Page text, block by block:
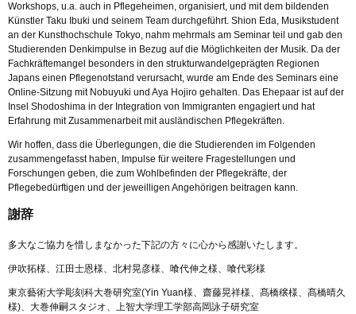
Workshops, u.a. auch in Pflegeheimen, organisiert, und mit dem bildenden
Künstler Taku Ibuki und seinem Team durchgeführt. Shion Eda, Musikstudent
an der Kunsthochschule Tokyo, nahm mehrmals am Seminar teil und gab den
Studierenden Denkimpulse in Bezug auf die Möglichkeiten der Musik. Da der
Fachkräftemangel besonders in den strukturwandelgeprägten Regionen
Japans einen Pflegenotstand verursacht, wurde am Ende des Seminars eine
Online-Sitzung mit Nobuyuki und Aya Hojiro gehalten. Das Ehepaar ist auf der
Insel Shodoshima in der Integration von Immigranten engagiert und hat
Erfahrung mit Zusammenarbeit mit ausländischen Pflegekräften.
Wir hoffen, dass die Überlegungen, die die Studierenden im Folgenden
zusammengefasst haben, Impulse für weitere Fragestellungen und
Forschungen geben, die zum Wohlbefinden der Pflegekräfte, der
Pflegebedürftigen und der jeweilligen Angehörigen beitragen kann.
謝辞
多大なご協力を惜しまなかった下記の方々に心から感謝いたします。
伊吹拓様、江田士恩様、北村晃彦様、喰代伸之様、喰代彩様
東京藝術大学彫刻科大巻研究室(Yin Yuan様、齋藤晃祥様、髙橋穣様、髙橋晴久
様)、大巻伸嗣スタジオ、上智大学理工学部高岡詠子研究室